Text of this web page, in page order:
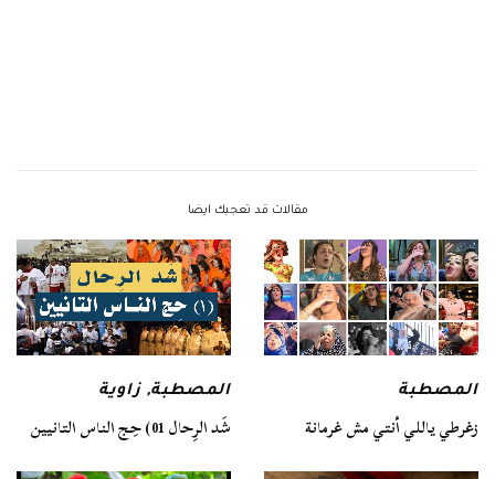
مقالات قد تعجبك ايضا
المصطبة
زغرطي ياللي أنتي مش غرمانة
المصطبة, زاوية
شَد الرِحال 01) حِج الناس التانيين